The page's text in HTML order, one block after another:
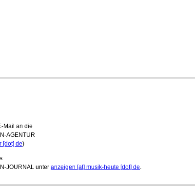
Mail an die
AGENTUR
[dot] de)
JOURNAL unter anzeigen [at] musik-heute [dot] de